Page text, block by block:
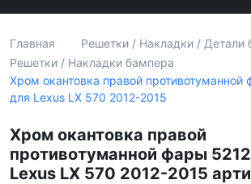
Главная
Решетки / Накладки / Детали
Решетки / Накладки бампера
Хром окантовка правой противотуманной
для Lexus LX 570 2012-2015
Хром окантовка правой
противотуманной фары
Lexus LX 570 2012-2015